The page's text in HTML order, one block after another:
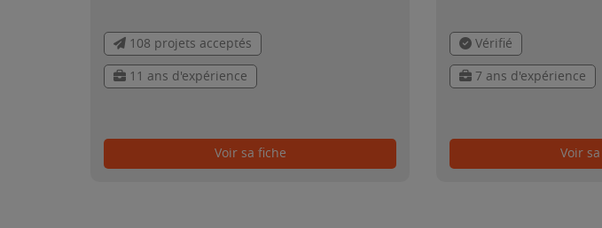
108 projets acceptés
11 ans d'expérience
Voir sa fiche
Vérifié
7 ans d'expérience
Voir